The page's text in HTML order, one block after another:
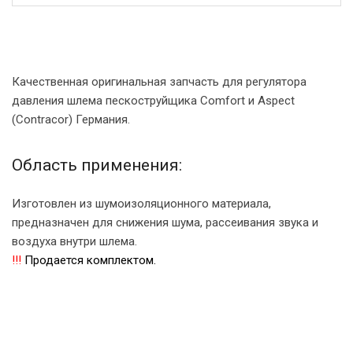
Качественная оригинальная запчасть для регулятора
давления шлема пескоструйщика Comfort и Aspect
(Contracor) Германия.
Область применения:
Изготовлен из шумоизоляционного материала,
предназначен для снижения шума, рассеивания звука и
воздуха внутри шлема.
!!! Продается комплектом.